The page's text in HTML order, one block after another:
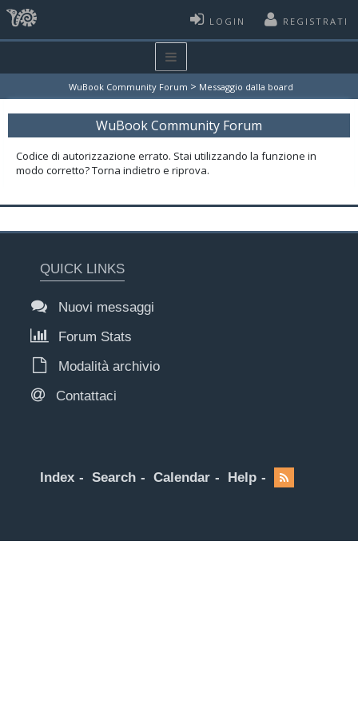
LOGIN REGISTRATI
WuBook Community Forum > Messaggio dalla board
WuBook Community Forum
Codice di autorizzazione errato. Stai utilizzando la funzione in
modo corretto? Torna indietro e riprova.
QUICK LINKS
Nuovi messaggi
Forum Stats
Modalità archivio
Contattaci
Index Search Calendar Help